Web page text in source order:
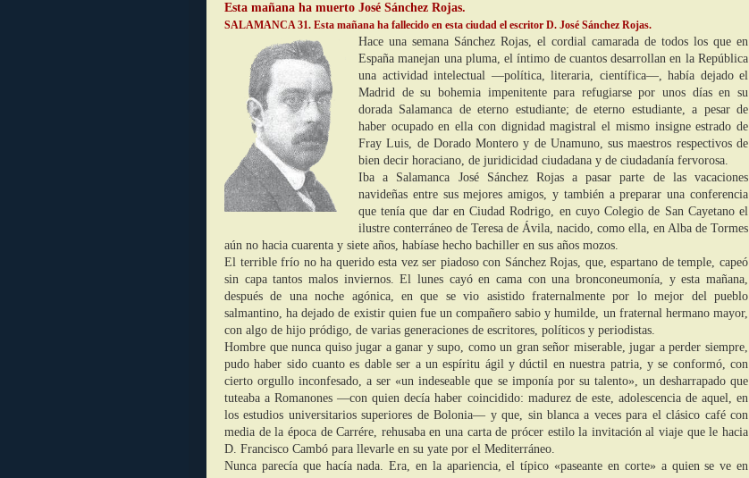
Esta mañana ha muerto José Sánchez Rojas.
SALAMANCA 31. Esta mañana ha fallecido en esta ciudad el escritor D. José Sánchez Rojas.
Hace una semana Sánchez Rojas, el cordial camarada de todos los que en
España manejan una pluma, el íntimo de cuantos desarrollan en la República
una actividad intelectual ―política, literaria, científica―, había dejado el
Madrid de su bohemia impenitente para refugiarse por unos días en su
dorada Salamanca de eterno estudiante; de eterno estudiante, a pesar de
haber ocupado en ella con dignidad magistral el mismo insigne estrado de
Fray Luis, de Dorado Montero y de Unamuno, sus maestros respectivos de
bien decir horaciano, de juridicidad ciudadana y de ciudadanía fervorosa.
Iba a Salamanca José Sánchez Rojas a pasar parte de las vacaciones
navideñas entre sus mejores amigos, y también a preparar una conferencia
que tenía que dar en Ciudad Rodrigo, en cuyo Colegio de San Cayetano el
ilustre conterráneo de Teresa de Ávila, nacido, como ella, en Alba de Tormes
aún no hacia cuarenta y siete años, habíase hecho bachiller en sus años mozos.
El terrible frío no ha querido esta vez ser piadoso con Sánchez Rojas, que, espartano de temple, capeó
sin capa tantos malos inviernos. El lunes cayó en cama con una bronconeumonía, y esta mañana,
después de una noche agónica, en que se vio asistido fraternalmente por lo mejor del pueblo
salmantino, ha dejado de existir quien fue un compañero sabio y humilde, un fraternal hermano mayor,
con algo de hijo pródigo, de varias generaciones de escritores, políticos y periodistas.
Hombre que nunca quiso jugar a ganar y supo, como un gran señor miserable, jugar a perder siempre,
pudo haber sido cuanto es dable ser a un espíritu ágil y dúctil en nuestra patria, y se conformó, con
cierto orgullo inconfesado, a ser «un indeseable que se imponía por su talento», un desharrapado que
tuteaba a Romanones ―con quien decía haber coincidido: madurez de este, adolescencia de aquel, en
los estudios universitarios superiores de Bolonia― y que, sin blanca a veces para el clásico café con
media de la época de Carrére, rehusaba en una carta de prócer estilo la invitación al viaje que le hacia
D. Francisco Cambó para llevarle en su yate por el Mediterráneo.
Nunca parecía que hacía nada. Era, en la apariencia, el típico «paseante en corte» a quien se ve en